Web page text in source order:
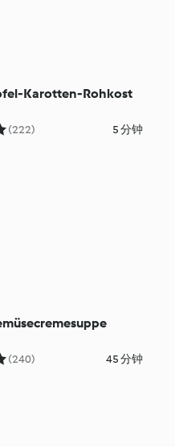
Karotten-Rohkost
(222) 5 分钟
(240) 45 分钟